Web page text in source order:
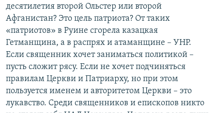
десятилетия второй Ольстер или второй
Афганистан? Это цель патриота? От таких
«патриотов» в Руине сгорела казацкая
Гетманщина, а в распрях и атаманщине –​ УНР.
Если священник хочет заниматься политикой –​
пусть сложит рясу. Если не хочет подчиняться
правилам Церкви и Патриарху, но при этом
пользуется именем и авторитетом Церкви –​ это
лукавство. Среди священников и епископов никто